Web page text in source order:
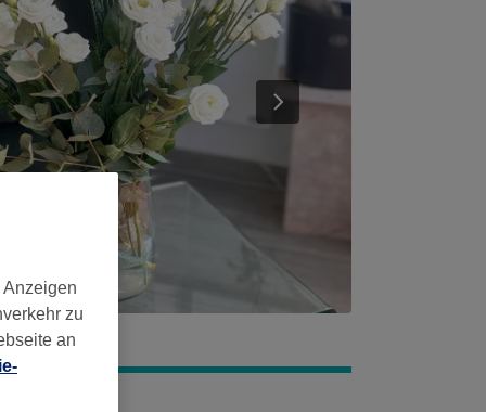
zu
an